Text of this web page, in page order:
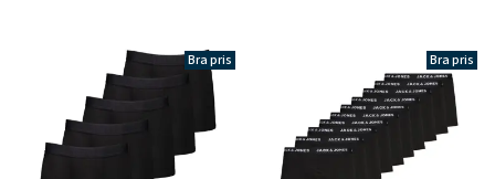
Bra pris Bra pris